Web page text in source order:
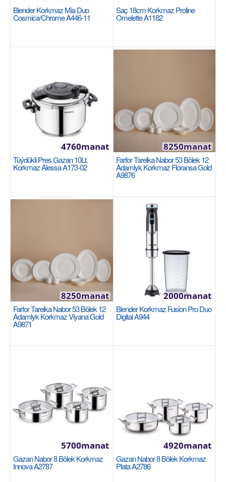
220 °C. Подходит для использования в посуде с
покрыт..
580manat
Sebede Goş
+Garşylaşdyrmaga goş
Halananlara goş
A568 Twisty Silicon Grill Tong
+Garşylaşdyrmaga goş
+Halananlara goş
Blender Korkmaz Mia Duo
Cosmica/Chrome A446-11
Saç 18cm Korkmaz Proline
Omelette A1182
Tüýdükli Pres Gazan 10Lt.
Korkmaz Alessa A173-02
4760manat
Farfor Tarelka Nabor 53 Bölek 12
Adamlyk Korkmaz Floransa Gold
A9876
8250manat
Farfor Tarelka Nabor 53 Bölek 12
Adamlyk Korkmaz Viyana Gold
A9871
8250manat
Blender Korkmaz Fusion Pro Duo
Digital A944
2000manat
Gazan Nabor 8 Bölek Korkmaz
Innova A2787
5700manat
Gazan Nabor 8 Bölek Korkmaz
Plata A2786
4920manat